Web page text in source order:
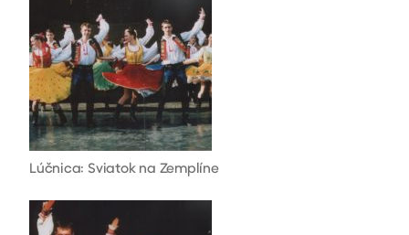
Lúčnica: Sviatok na Zemplíne